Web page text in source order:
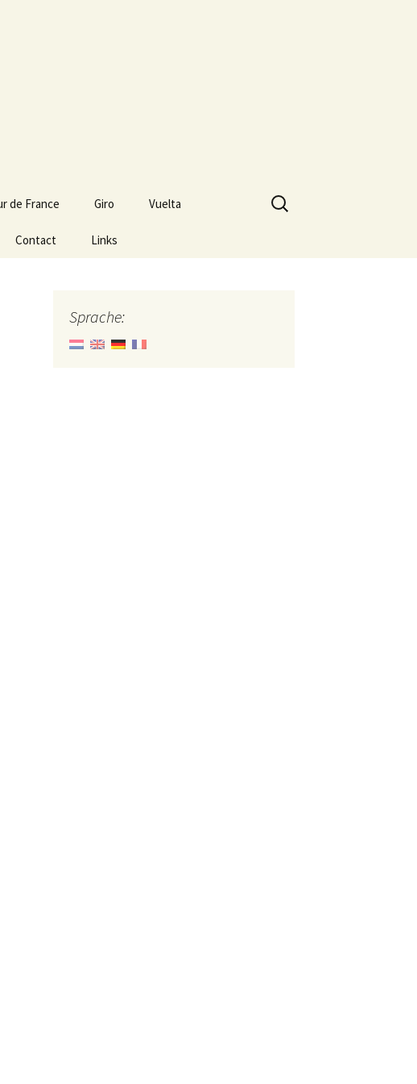
de France Giro Vuelta
Contact Links
Suche
nach:
Sprache: